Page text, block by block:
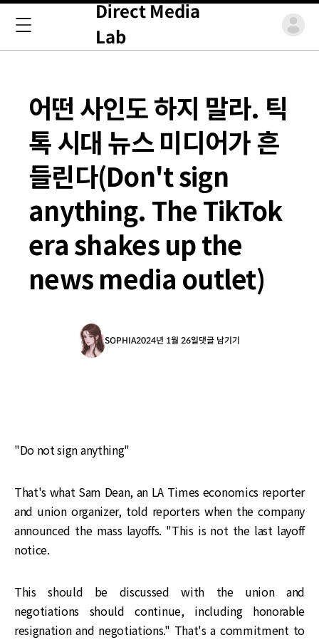
Direct Media
Lab
어떤 사인도 하지 말라. 틱
톡 시대 뉴스 미디어가 흔
들린다(Don't sign
anything. The TikTok
era shakes up the
news media outlet)
SOPHIA2024년 1월 26일댓글 남기기
"Do not sign anything"
That's what Sam Dean, an LA Times economics reporter
and union organizer, told reporters when the company
announced the mass layoffs. "This is not the last layoff
notice.
This should be discussed with the union and
negotiations should continue, including honorable
resignation and negotiations." That's a commitment to